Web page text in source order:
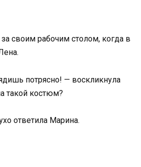
своим рабочим столом, когда в
потрясно! — воскликнула
такой костюм?
ответила Марина.